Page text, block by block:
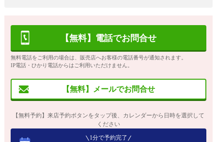
【無料】電話でお問合せ
無料電話をご利用の場合は、販売店へお客様の電話番号が通知されます。
IP電話・ひかり電話からはご利用いただけません。
【無料】メールでお問合せ
【無料予約】来店予約ボタンをタップ後、カレンダーから日時を選択して
ください
1分で予約完了